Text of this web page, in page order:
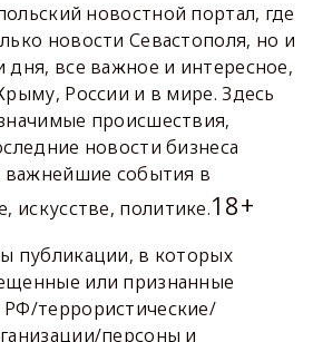
новостной портал, где
новости Севастополя, но и
дня, все важное и интересное,
России и в мире. Здесь
происшествия,
новости бизнеса
важнейшие события в
искусстве, политике.18+
публикации, в которых
или признанные
террористические/
персоны и